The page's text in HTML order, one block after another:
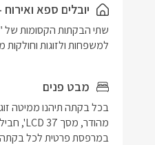
יובלים ספא
למשפחות ולזוגות
מבט פנים